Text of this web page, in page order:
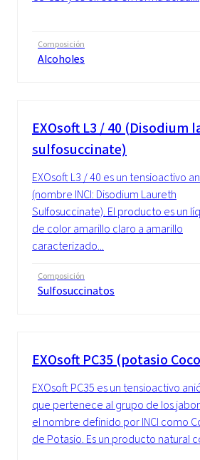
Composición
Alcoholes
EXOsoft L3 / 40 (Disodium
sulfosuccinate)
EXOsoft L3 / 40 es un tensioactivo
(nombre INCI: Disodium Laureth
Sulfosuccinate). El producto es un
de color amarillo claro a amarillo
caracterizado...
Composición
Sulfosuccinatos
EXOsoft PC35 (potasio
EXOsoft PC35 es un tensioactivo
que pertenece al grupo de los
el nombre definido por INCI como
de Potasio. Es un producto natural